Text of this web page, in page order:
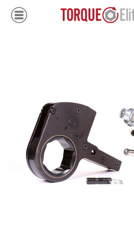
Avdragare
Mätinstrument
Tjänster
Kundcenter